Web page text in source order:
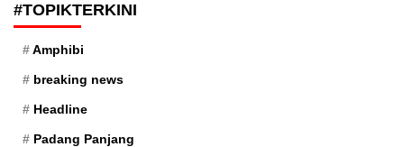
#TOPIKTERKINI
Amphibi
breaking news
Headline
Padang Panjang